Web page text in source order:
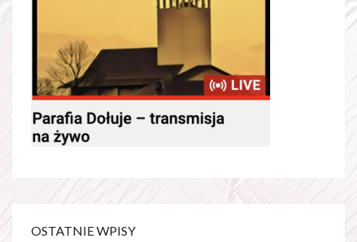
OSTATNIE WPISY